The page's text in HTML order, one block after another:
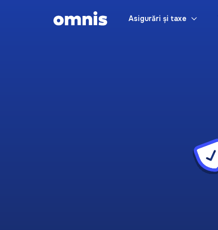
Asigurări și taxe